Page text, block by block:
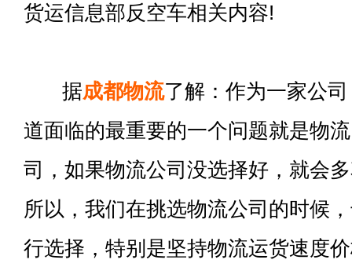
货运信息部反空车相关内容!
据成都物流了解：作为一家公
道面临的最重要的一个问题就是物
司，如果物流公司没选择好，就会
所以，我们在挑选物流公司的时候
行选择，特别是坚持物流运货速度